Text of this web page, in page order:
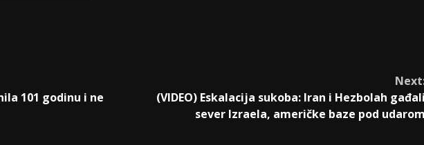
101 godinu i ne
(VIDEO) Eskalacija sukoba: Iran i Hezbolah gađali
sever Izraela, američke baze pod udarom